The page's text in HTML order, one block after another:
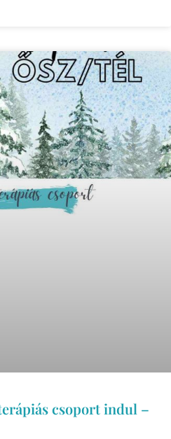
csoport indul –